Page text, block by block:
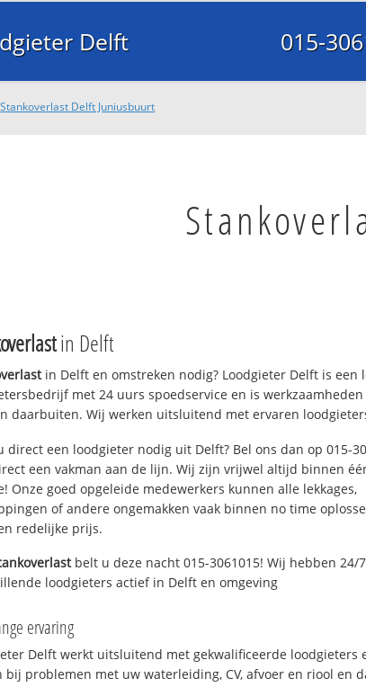
Delft 015-
Stankoverlast Delft Juniusbuurt
in Delft
in Delft en omstreken nodig? Loodgieter Delft is een
met 24 uurs spoedservice en is
daarbuiten. Wij werken uitsluitend met ervaren
direct een loodgieter nodig uit Delft? Bel ons dan op 015-
een vakman aan de lijn. Wij zijn vrijwel altijd binnen
Onze goed opgeleide medewerkers kunnen alle lekkages,
of andere ongemakken vaak binnen no time
redelijke prijs.
belt u deze nacht 015-3061015! Wij hebben 24/7
loodgieters actief in Delft en omgeving
ervaring
Delft werkt uitsluitend met gekwalificeerde loodgieters
bij problemen met uw waterleiding, CV, afvoer en riool en